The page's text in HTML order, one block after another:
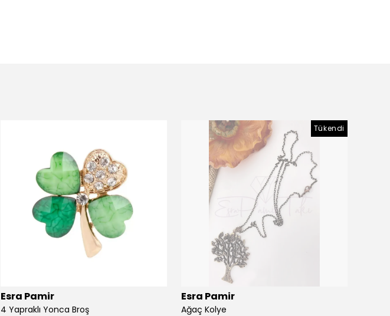
Esra Pamir
4 Yapraklı Yonca Broş
Tükendi
Esra Pamir
Ağaç Kolye